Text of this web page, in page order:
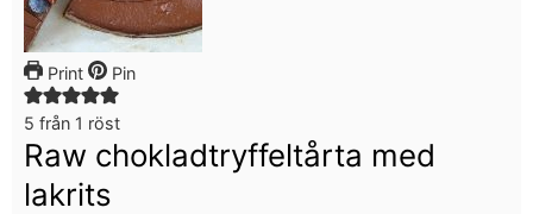
Print Pin
5 från 1 röst
Raw chokladtryffeltårta med
lakrits